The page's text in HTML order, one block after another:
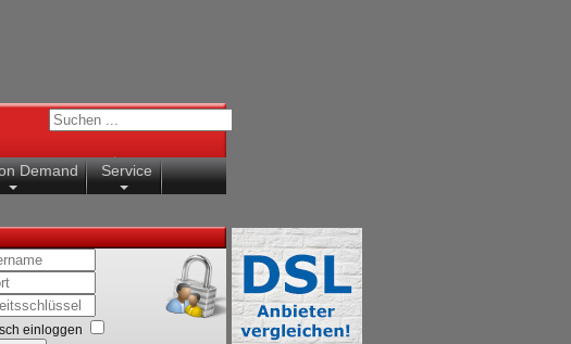
Demand Service
einloggen